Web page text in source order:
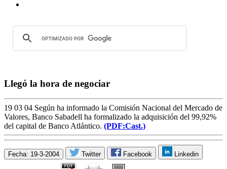
Llegó la hora de negociar
19 03 04 Según ha informado la Comisión Nacional del Mercado de
Valores, Banco Sabadell ha formalizado la adquisición del 99,92%
del capital de Banco Atlántico. (PDF:Cast.)
Fecha: 19-3-2004 Twitter Facebook Linkedin